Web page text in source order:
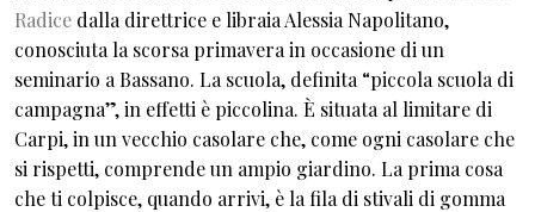
Radice dalla direttrice e libraia Alessia Napolitano,
conosciuta la scorsa primavera in occasione di un
seminario a Bassano. La scuola, definita “piccola scuola di
campagna”, in effetti è piccolina. È situata al limitare di
Carpi, in un vecchio casolare che, come ogni casolare che
si rispetti, comprende un ampio giardino. La prima cosa
che ti colpisce, quando arrivi, è la fila di stivali di gomma